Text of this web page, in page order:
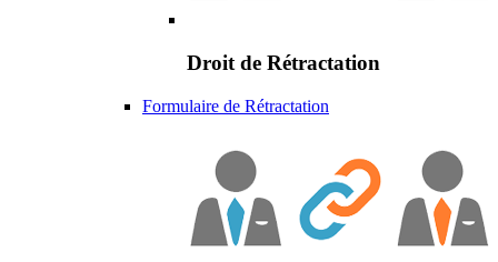
Droit de Rétractation
Formulaire de Rétractation